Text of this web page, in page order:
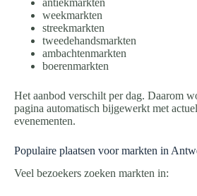
weekmarkten
streekmarkten
tweedehandsmarkten
ambachtenmarkten
boerenmarkten
Het aanbod verschilt per dag. Daarom
pagina automatisch bijgewerkt met
evenementen.
Populaire plaatsen voor markten in
Veel bezoekers zoeken markten in: